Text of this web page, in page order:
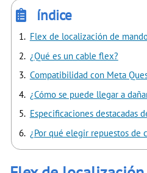
índice
Flex de localización de
¿Qué es un cable flex?
Compatibilidad con Meta
¿Cómo se puede llegar a
Especificaciones destacadas
¿Por qué elegir repuestos de